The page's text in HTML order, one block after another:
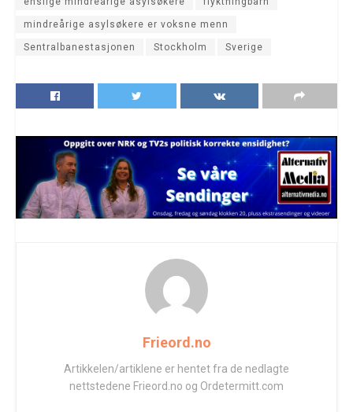
mindreårige asylsøkere er voksne menn
Sentralbanestasjonen Stockholm Sverige
Frieord.no
Artikkelen/artiklene er hentet fra de nedlagte
nettstedene Frieord.no og Ordetermitt.com